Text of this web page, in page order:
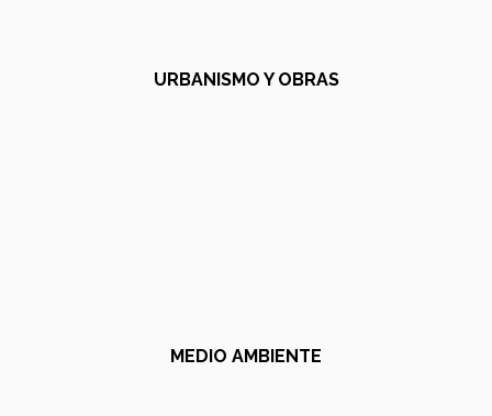
URBANISMO Y OBRAS
MEDIO AMBIENTE